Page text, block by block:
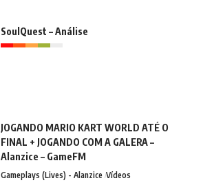
SoulQuest – Análise
JOGANDO MARIO KART WORLD ATÉ O
FINAL + JOGANDO COM A GALERA –
Alanzice – GameFM
Gameplays (Lives) - Alanzice Vídeos